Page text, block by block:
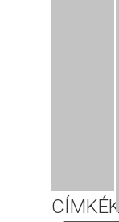
CÍMKÉK